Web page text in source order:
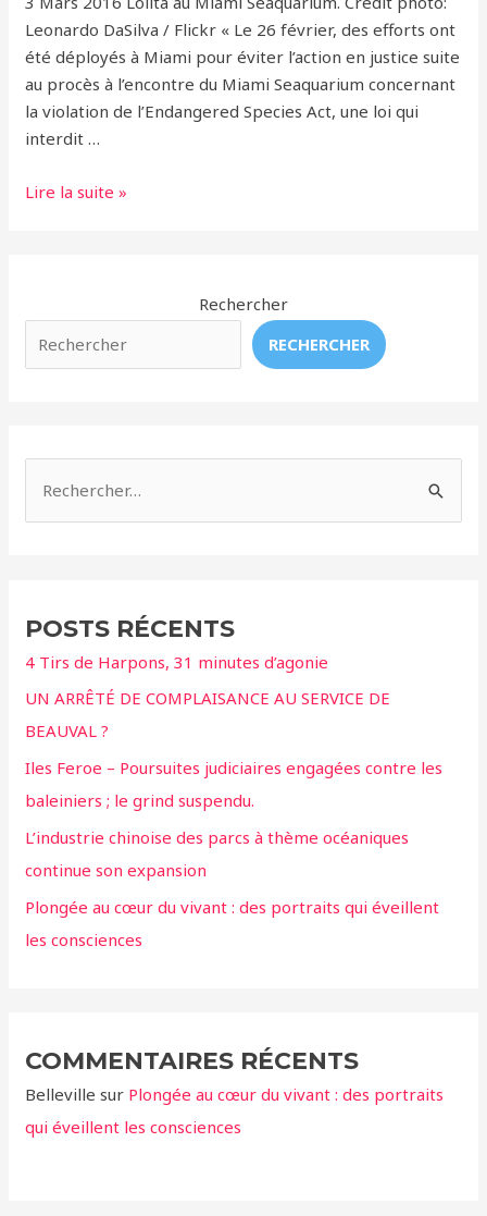
Leonardo DaSilva / Flickr « Le 26 février, des efforts ont
été déployés à Miami pour éviter l’action en justice suite
au procès à l’encontre du Miami Seaquarium concernant
la violation de l’Endangered Species Act, une loi qui
interdit …
Des
Lolita
Lire la suite »
Rechercher
RECHERCHER
r
c
h
e
r
:
POSTS RÉCENTS
4 Tirs de Harpons, 31 minutes d’agonie
UN ARRÊTÉ DE COMPLAISANCE AU SERVICE DE
BEAUVAL ?
Iles Feroe – Poursuites judiciaires engagées contre les
baleiniers ; le grind suspendu.
L’industrie chinoise des parcs à thème océaniques
continue son expansion
Plongée au cœur du vivant : des portraits qui éveillent
les consciences
COMMENTAIRES RÉCENTS
Belleville sur Plongée au cœur du vivant : des portraits
qui éveillent les consciences